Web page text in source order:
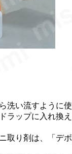
洗い流すように
ラップに入れ換
取り剤は、「デ